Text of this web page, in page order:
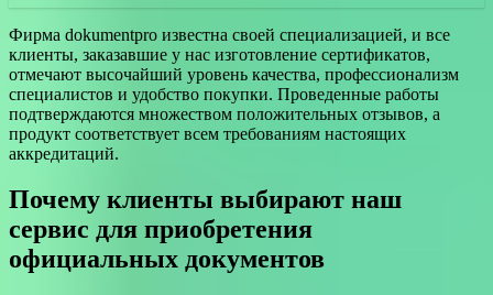
Фирма dokumentpro известна своей специализацией, и все
клиенты, заказавшие у нас изготовление сертификатов,
отмечают высочайший уровень качества, профессионализм
специалистов и удобство покупки. Проведенные работы
подтверждаются множеством положительных отзывов, а
продукт соответствует всем требованиям настоящих
аккредитаций.
Почему клиенты выбирают наш
сервис для приобретения
официальных документов